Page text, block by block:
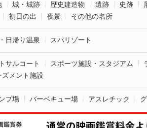
城・城跡 歴史建造物 遺跡 史跡
初日の出 夜景 その他の名所
日帰り温泉 スパリゾート
サルコート スポーツ施設・スタジアム
メント施設
プ場 バーベキュー場 アスレチック